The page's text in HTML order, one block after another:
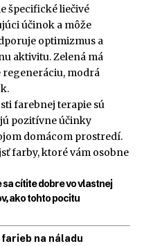
špecifické liečivé
účinok a môže
optimizmus a
aktivitu. Zelená má
modrá
farebnej terapie sú
pozitívne účinky
domácom prostredí.
farby, ktoré vám osobne
sa cítite dobre vo vlastnej
ako tohto pocitu
na náladu